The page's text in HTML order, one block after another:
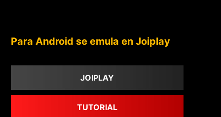
Para Android se emula en Joiplay
JOIPLAY
TUTORIAL